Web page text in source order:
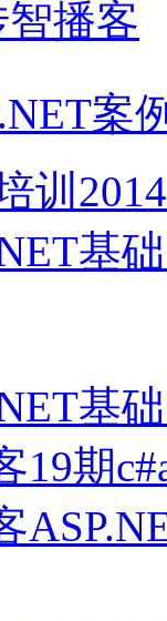
智播客
案
训
基
基
19期